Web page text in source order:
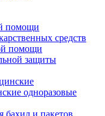
помощи
средств
помощи
защиты
одноразовые
бахил и пакетов